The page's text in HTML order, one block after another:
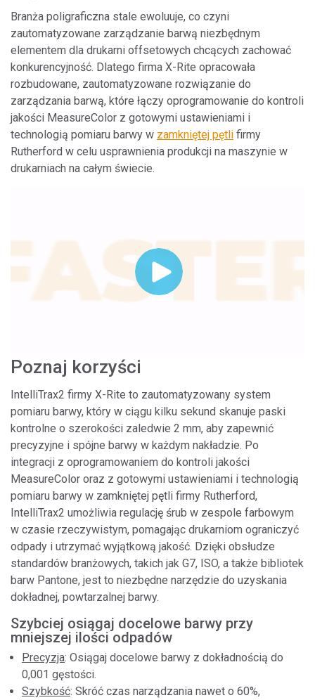
Branża poligraficzna stale ewoluuje, co czyni
zautomatyzowane zarządzanie barwą niezbędnym
elementem dla drukarni offsetowych chcących zachować
konkurencyjność. Dlatego firma X-Rite opracowała
rozbudowane, zautomatyzowane rozwiązanie do
zarządzania barwą, które łączy oprogramowanie do kontroli
jakości MeasureColor z gotowymi ustawieniami i
technologią pomiaru barwy w zamkniętej pętli firmy
Rutherford w celu usprawnienia produkcji na maszynie w
drukarniach na całym świecie.
Poznaj korzyści
IntelliTrax2 firmy X-Rite to zautomatyzowany system
pomiaru barwy, który w ciągu kilku sekund skanuje paski
kontrolne o szerokości zaledwie 2 mm, aby zapewnić
precyzyjne i spójne barwy w każdym nakładzie. Po
integracji z oprogramowaniem do kontroli jakości
MeasureColor oraz z gotowymi ustawieniami i technologią
pomiaru barwy w zamkniętej pętli firmy Rutherford,
IntelliTrax2 umożliwia regulację śrub w zespole farbowym
w czasie rzeczywistym, pomagając drukarniom ograniczyć
odpady i utrzymać wyjątkową jakość. Dzięki obsłudze
standardów branżowych, takich jak G7, ISO, a także bibliotek
barw Pantone, jest to niezbędne narzędzie do uzyskania
dokładnej, powtarzalnej barwy.
Szybciej osiągaj docelowe barwy przy
mniejszej ilości odpadów
Precyzja: Osiągaj docelowe barwy z dokładnością do
0,001 gęstości.
Szybkość: Skróć czas narządzania nawet o 60%,